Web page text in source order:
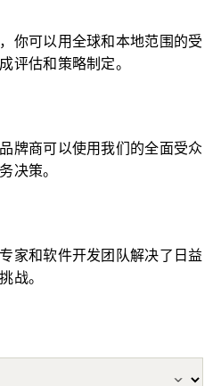
你可以用全球和本地范围的受
评估和策略制定。
牌商可以使用我们的全面受众
决策。
家和软件开发团队解决了日益
战。